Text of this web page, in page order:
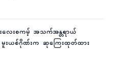
လေးစကမ့် အသက်အန္တရာယ်
း မူးယစ်ဂိုဏ်းက ဆုကြေးထုတ်ထား